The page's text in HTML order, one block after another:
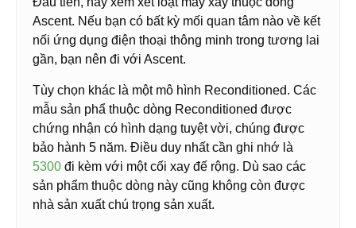
Ascent. Nếu bạn có bất kỳ mối quan tâm nào về kết
nối ứng dụng điện thoại thông minh trong tương lai
gần, bạn nên đi với Ascent.
Tùy chọn khác là một mô hình Reconditioned. Các
mẫu sản phẩ thuộc dòng Reconditioned được
chứng nhận có hình dạng tuyệt vời, chúng được
bảo hành 5 năm. Điều duy nhất cần ghi nhớ là
5300 đi kèm với một cối xay đế rộng. Dù sao các
sản phẩm thuộc dòng này cũng không còn được
nhà sản xuất chú trọng sản xuất.